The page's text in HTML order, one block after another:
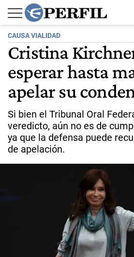
CAUSA VIALIDAD
Cristina
esperar hasta
apelar su
Si bien el Tribunal Oral
veredicto, aún no es de
ya que la defensa puede
de apelación.